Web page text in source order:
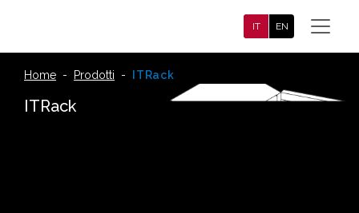
IT EN
Home - Prodotti - ITRack
ITRack